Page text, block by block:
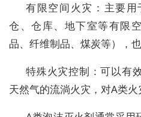
有限空间火灾：主要
仓、仓库、地下室等有限
品、纤维制品、煤炭等），
特殊火灾控制：可以有
天然气的流淌火灾，对A类火